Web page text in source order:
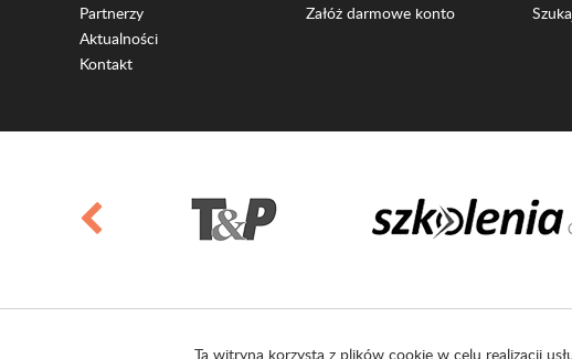
Partnerzy
Aktualności
Kontakt
Załóż darmowe konto
Ta witryna korzysta z plików cookie w celu realizacji